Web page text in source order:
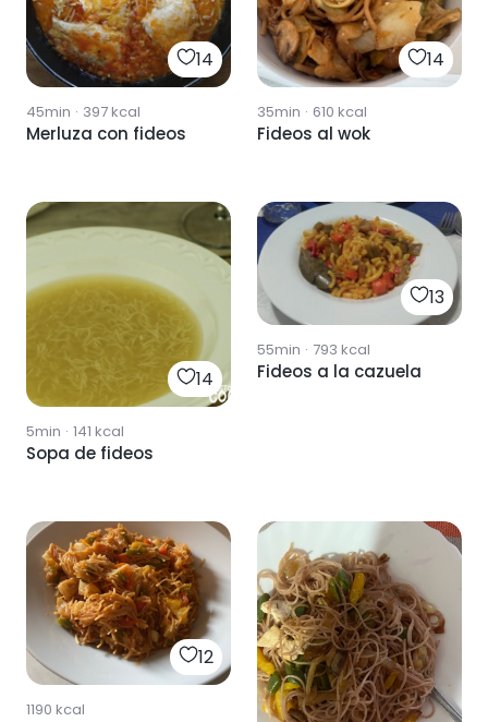
14
45min · 397kcal
Merluza con fideos
14
35min · 610 kcal
Fideos al wok
14
5min · 141 kcal
Sopa de fideos
13
55min · 793 kcal
Fideos a la cazuela
12
1190 kcal